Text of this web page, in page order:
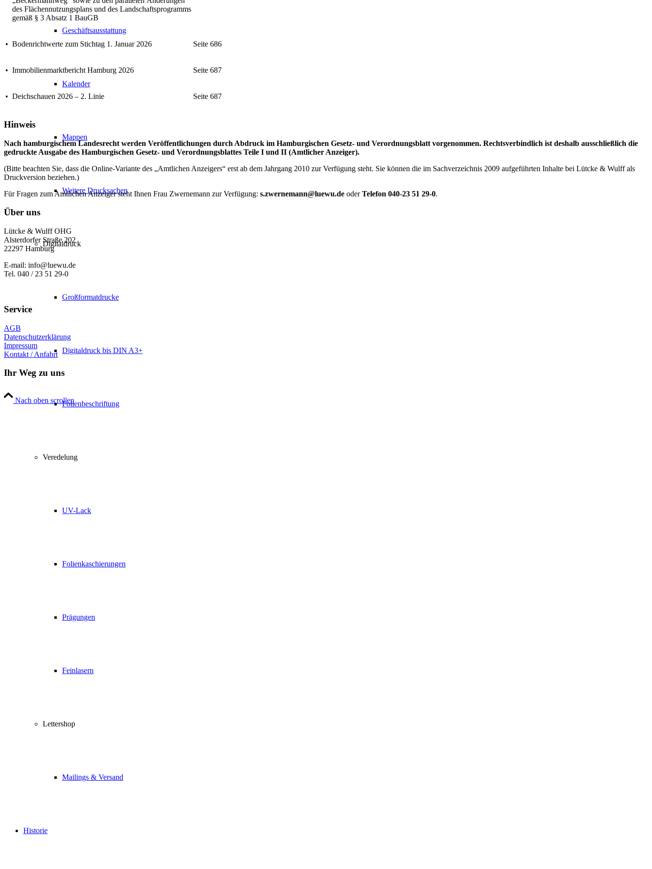
Geschäftsausstattung
Kalender
Mappen
Weitere Drucksachen
Digitaldruck
Großformatdrucke
Digitaldruck bis DIN A3+
Folienbeschriftung
Veredelung
UV-Lack
Folienkaschierungen
Prägungen
Feinlasern
Lettershop
Mailings & Versand
Historie
des Flächennutzungsplans und des Landschaftsprogramms
gemäß § 3 Absatz 1 BauGB
• Bodenrichtwerte zum Stichtag 1. Januar 2026 Seite 686
• Immobilienmarktbericht Hamburg 2026 Seite 687
• Deichschauen 2026 – 2. Linie Seite 687
Hinweis
Nach hamburgischem Landesrecht werden Veröffentlichungen durch Abdruck im Hamburgischen Gesetz- und Verordnungsblatt vorgenommen. Rechtsverbindlich ist deshalb ausschließlich die
gedruckte Ausgabe des Hamburgischen Gesetz- und Verordnungsblattes Teile I und II (Amtlicher Anzeiger).
(Bitte beachten Sie, dass die Online-Variante des „Amtlichen Anzeigers“ erst ab dem Jahrgang 2010 zur Verfügung steht. Sie können die im Sachverzeichnis 2009 aufgeführten Inhalte bei Lütcke & Wulff als
Druckversion beziehen.)
Für Fragen zum Amtlichen Anzeiger steht Ihnen Frau Zwernemann zur Verfügung: s.zwernemann@luewu.de oderTelefon 040-23 51 29-0.
Über uns
Lütcke & Wulff OHG
Alsterdorfer Straße 202
22297 Hamburg
E-mail: info@luewu.de
Tel. 040 / 23 51 29-0
Service
AGB
Datenschutzerklärung
Impressum
Kontakt / Anfahrt
Ihr Weg zu uns
Nach oben scrollen